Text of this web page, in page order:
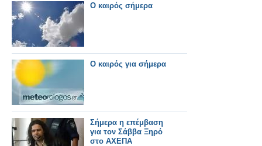
Ο καιρός σήμερα
O καιρός για σήμερα
Σήμερα η επέμβαση
για τον Σάββα Ξηρό
στο ΑΧΕΠΑ